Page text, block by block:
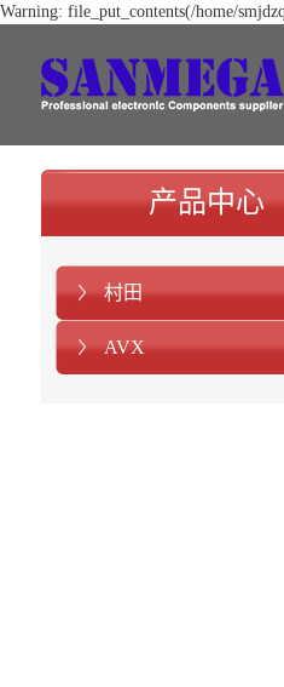
Warning: file_put_contents(/home/
产品中心
村田
AVX